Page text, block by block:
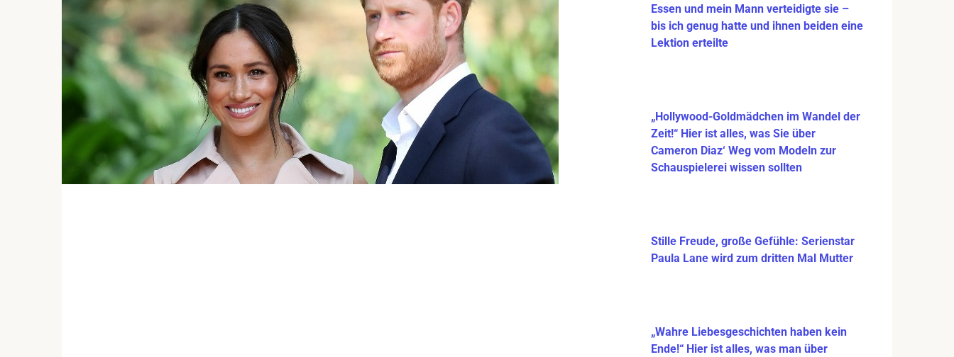
Essen und mein Mann verteidigte sie –
bis ich genug hatte und ihnen beiden eine
Lektion erteilte
„Hollywood-Goldmädchen im Wandel der
Zeit!“ Hier ist alles, was Sie über
Cameron Diaz‘ Weg vom Modeln zur
Schauspielerei wissen sollten
Stille Freude, große Gefühle: Serienstar
Paula Lane wird zum dritten Mal Mutter
„Wahre Liebesgeschichten haben kein
Ende!“ Hier ist alles, was man über